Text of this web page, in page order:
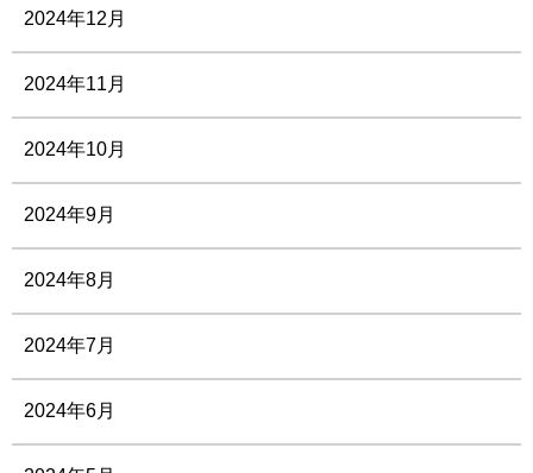
2024年12月
2024年11月
2024年10月
2024年9月
2024年8月
2024年7月
2024年6月